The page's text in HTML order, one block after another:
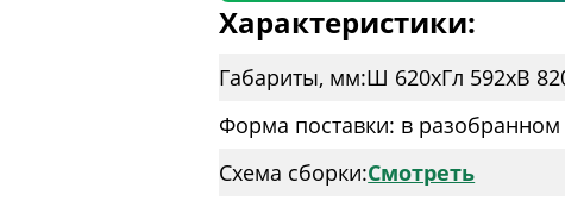
Характеристики:
Габариты, мм:Ш 620xГл 592xВ
Форма поставки: в разобранном
Схема сборки:Смотреть